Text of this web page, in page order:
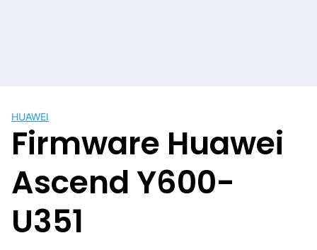
HUAWEI
Firmware Huawei
Ascend Y600-
U351